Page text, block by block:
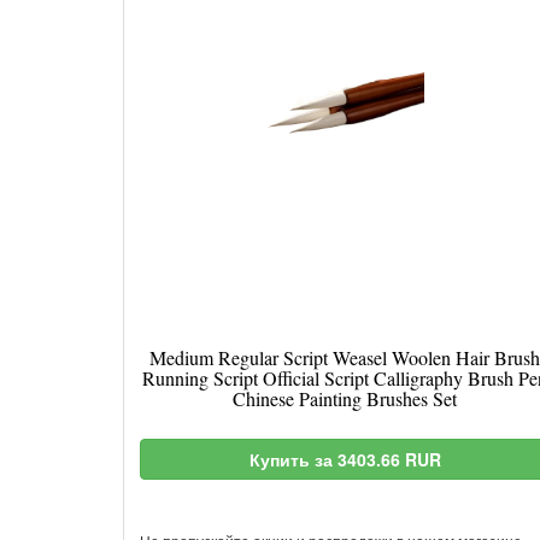
Medium Regular Script Weasel Woolen Hair Brush
Running Script Official Script Calligraphy Brush
Chinese Painting Brushes Set
Купить за 3403.66 RUR